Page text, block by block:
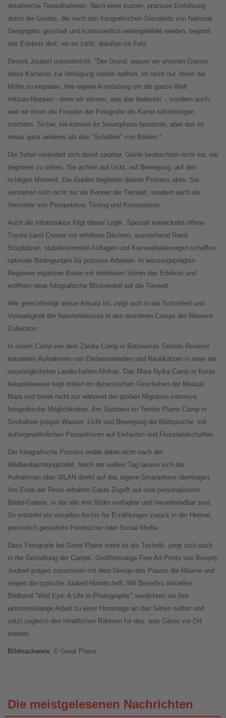
detailreiche Tieraufnahmen. Nach einer kurzen, präzisen Einführung
durch die Guides, die nach den fotografischen Standards von National
Geographic geschult und kontinuierlich weitergebildet werden, beginnt
das Erlebnis dort, wo es zählt, draußen im Feld.
Dereck Joubert unterstreicht: "Der Grund, warum wir unseren Gästen
diese Kameras zur Verfügung stellen wollten, ist nicht nur, ihnen die
Mühe zu ersparen, ihre eigene Ausrüstung um die ganze Welt
mitzuschleppen - denn wir wissen, was das bedeutet -, sondern auch,
weil wir ihnen die Freuden der Fotografie als Kunst näherbringen
möchten. Sicher, sie können ihr Smartphone benutzen, aber das ist
etwas ganz anderes als das "Schaffen" von Bildern."
Die Safari verändert sich damit spürbar. Gäste beobachten nicht nur, sie
beginnen zu sehen. Sie achten auf Licht, auf Bewegung, auf den
richtigen Moment. Die Guides begleiten diesen Prozess aktiv. Sie
verstehen sich nicht nur als Kenner der Tierwelt, sondern auch als
Vermittler von Perspektive, Timing und Komposition.
Auch die Infrastruktur folgt dieser Logik. Speziell entwickelte offene
Toyota Land Cruiser mit erhöhten Dächern, ausreichend Rand-
Sitzplätzen, stabilisierenden Auflagen und Kamerahalterungen schaffen
optimale Bedingungen für präzises Arbeiten. In wassergeprägten
Regionen ergänzen Boote mit drehbaren Sitzen das Erlebnis und
eröffnen neue fotografische Blickwinkel auf die Tierwelt.
Wie gerechtfertigt dieser Ansatz ist, zeigt sich in der Schönheit und
Vielseitigkeit der Naturerlebnisse in den einzelnen Camps der Réserve
Collection:
In einem Camp wie dem Zarafa Camp in Botswanas Selinda Reserve
entstehen Aufnahmen von Elefantenherden und Raubkatzen in einer der
ursprünglichsten Landschaften Afrikas. Das Mara Nyika Camp in Kenia
beispielsweise liegt mitten im dynamischen Geschehen der Maasai
Mara und bietet nicht nur während der großen Migration intensive
fotografische Möglichkeiten. Am Sambesi im Tembo Plains Camp in
Simbabwe prägen Wasser, Licht und Bewegung die Bildsprache, mit
außergewöhnlichen Perspektiven auf Elefanten und Flusslandschaften.
Der fotografische Prozess endet dabei nicht nach der
Wildbeobachtungsfahrt. Noch am selben Tag lassen sich die
Aufnahmen über WLAN direkt auf das eigene Smartphone übertragen.
Am Ende der Reise erhalten Gäste Zugriff auf eine personalisierte
Bilder-Galerie, in der alle ihre Bilder verfügbar und herunterladbar sind.
So entsteht ein visuelles Archiv für Erzählungen zurück in der Heimat,
persönlich gestaltete Fotobücher oder Social Media.
Dass Fotografie bei Great Plains mehr ist als Technik, zeigt sich auch
in der Gestaltung der Camps. Großformatige Fine Art Prints von Beverly
Joubert prägen zusammen mit dem Design des Paares die Räume und
zeigen die typische Joubert-Handschrift. Mit Beverlys aktuellen
Bildband "Wild Eye: A Life in Photographs'" verdichten sie ihre
jahrzehntelange Arbeit zu einer Hommage an das Sehen selbst und
setzt zugleich den inhaltlichen Rahmen für das, was Gäste vor Ort
erleben.
Bildnachweis: © Great Plains
Die meistgelesenen Nachrichten